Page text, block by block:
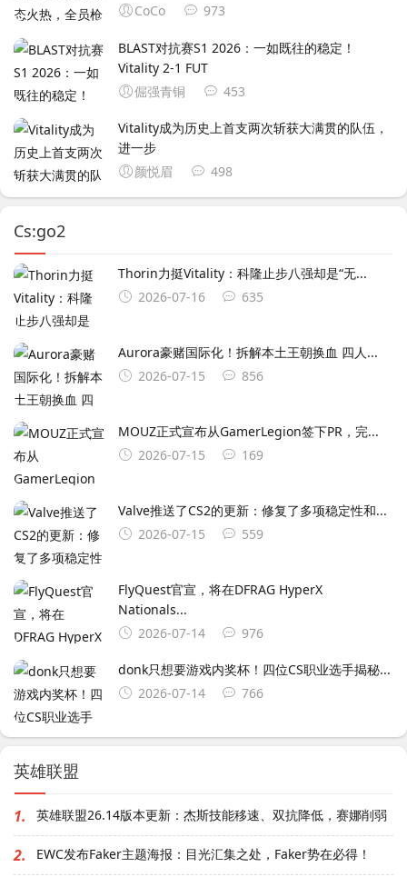
CoCo
973
BLAST对抗赛S1 2026：一如既往的稳定！
Vitality 2-1 FUT
倔强青铜
453
Vitality成为历史上首支两次斩获大满贯的队伍，
进一步
颜悦眉
498
Cs:go2
Thorin力挺Vitality：科隆止步八强却是“无...
2026-07-16
635
Aurora豪赌国际化！拆解本土王朝换血 四人...
2026-07-15
856
MOUZ正式宣布从GamerLegion签下⁠PR⁠，完...
2026-07-15
169
Valve推送了CS2的更新：修复了多项稳定性和...
2026-07-15
559
FlyQuest官宣，将在DFRAG HyperX
Nationals...
2026-07-14
976
donk只想要游戏内奖杯！四位CS职业选手揭秘...
2026-07-14
766
英雄联盟
1. 英雄联盟26.14版本更新：杰斯技能移速、双抗降低，赛娜削弱
2. EWC发布Faker主题海报：目光汇集之处，Faker势在必得！